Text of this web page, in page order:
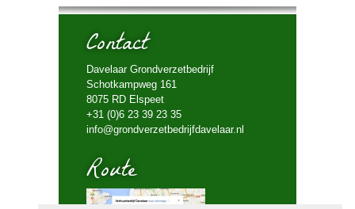
Contact
Davelaar Grondverzetbedrijf
Schotkampweg 161
8075 RD Elspeet
+31 (0)6 23 39 23 35
info@grondverzetbedrijfdavelaar.nl
Route